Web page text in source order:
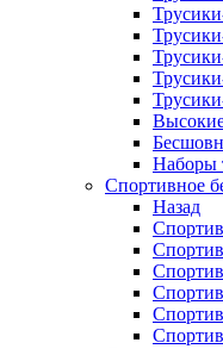
Наборы
Спортивное
Назад